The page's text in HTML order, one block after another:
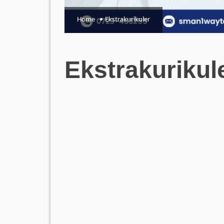
Home Ekstrakurikuler